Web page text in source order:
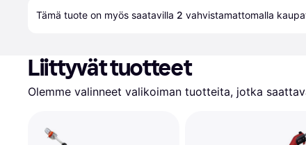
Tämä tuote on myös saatavilla 2 vahvistamattomalla
Liittyvät tuotteet
Olemme valinneet valikoiman tuotteita, jotka